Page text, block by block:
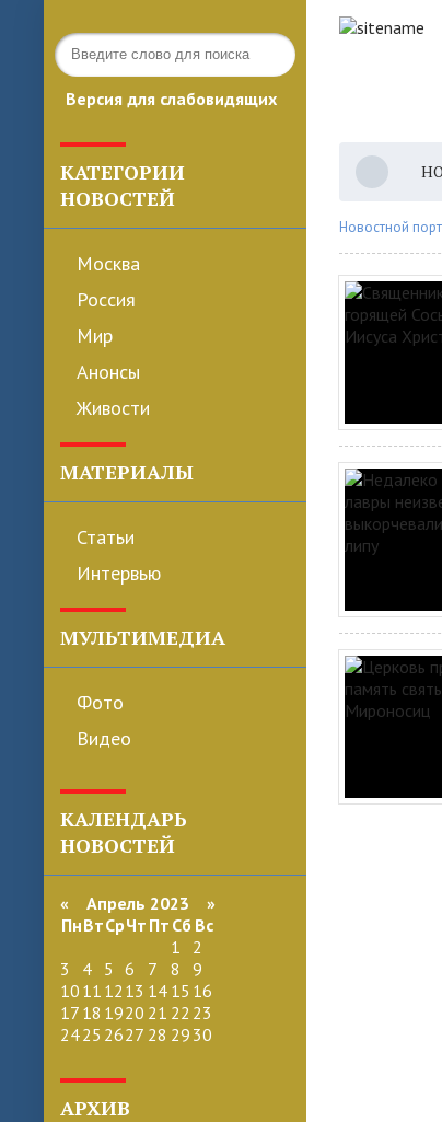
Версия для слабовидящих
КАТЕГОРИИ
НОВОСТЕЙ
Москва
Россия
Мир
Анонсы
Живости
МАТЕРИАЛЫ
Статьи
Интервью
МУЛЬТИМЕДИА
Фото
Видео
КАЛЕНДАРЬ
НОВОСТЕЙ
« Апрель 2023 »
ПнВтСрЧт Пт Сб Вс
1
2
3
4 5 6 7 8
9
10 11 12 13 14 15 16
17 18 1920 21 22 23
2425 2627 28 29 30
АРХИВ
Новостной